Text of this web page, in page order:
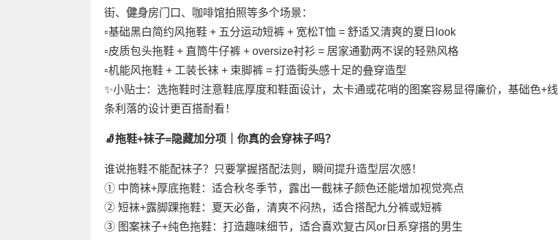
街、 健身房门口、咖啡馆拍照等多个场景：
▫️基础黑白简约风拖鞋 + 五分运动短裤 + 宽松T恤 = 舒适又清爽的夏日look
▫️皮质包头拖鞋 + 直筒牛仔裤 + oversize衬衫 = 居家通勤两不误的轻熟风格
▫️机能风拖鞋 + 工装长袜 + 束脚裤 = 打造街头感十足的叠穿造型
✨小贴士：选拖鞋时注意鞋底厚度和鞋面设计，太卡通或花哨的图案容易显得廉价，基础色+线
条利落的设计更百搭耐看！
🧦拖鞋+袜子=隐藏加分项｜你真的会穿袜子吗？
谁说拖鞋不能配袜子？只要掌握搭配法则，瞬间提升造型层次感！
① 中筒袜+厚底拖鞋：适合秋冬季节，露出一截袜子颜色还能增加视觉亮点
② 短袜+露脚踝拖鞋：夏天必备，清爽不闷热，适合搭配九分裤或短裤
③ 图案袜子+纯色拖鞋：打造趣味细节，适合喜欢复古风or日系穿搭的男生